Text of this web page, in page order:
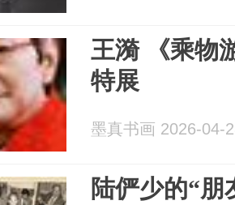
王漪 《乘物
特展
墨真书画 2026-04-
陆俨少的“朋